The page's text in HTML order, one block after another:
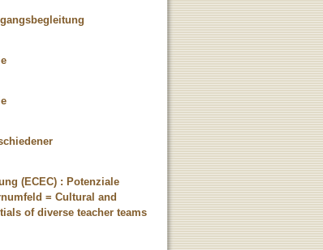
(ECEC) : Potenziale
= Cultural and
of diverse teacher teams